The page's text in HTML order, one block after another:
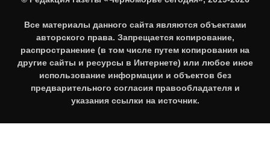
Все материалы данного сайта являются объектами
авторского права. Запрещается копирование,
распространение (в том числе путем копирования на
другие сайты и ресурсы в Интернете) или любое иное
использование информации и объектов без
предварительного согласия правообладателя и
указания ссылки на источник.